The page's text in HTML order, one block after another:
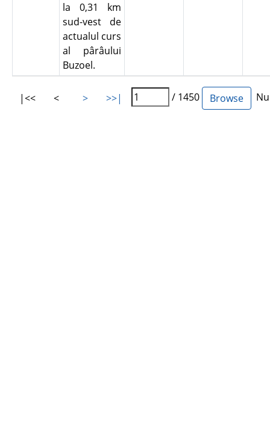
la 0,31 km
sud-vest de
actualul curs
al pârâului
Buzoel.
|<< < > >>| / 1450